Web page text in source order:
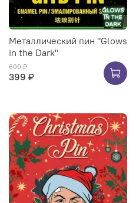
Металлический пин "Glows
in the Dark"
600 ₽
399 ₽